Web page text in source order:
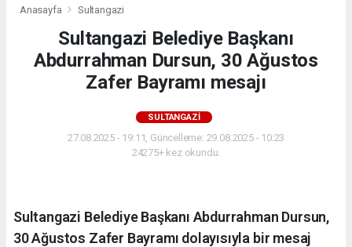
Anasayfa Sultangazi
Sultangazi Belediye Başkanı
Abdurrahman Dursun, 30 Ağustos
Zafer Bayramı mesajı
SULTANGAZI
27.08.2025 - 19:11, Güncelleme: 29.08.2025 - 10:23
24275+ kez okundu.
Sultangazi Belediye Başkanı Abdurrahman Dursun,
30 Ağustos Zafer Bayramı dolayısıyla bir mesaj